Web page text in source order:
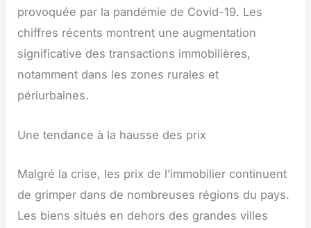
provoquée par la pandémie de Covid-19. Les
chiffres récents montrent une augmentation
significative des transactions immobilières,
notamment dans les zones rurales et
périurbaines.
Une tendance à la hausse des prix
Malgré la crise, les prix de l’immobilier continuent
de grimper dans de nombreuses régions du pays.
Les biens situés en dehors des grandes villes